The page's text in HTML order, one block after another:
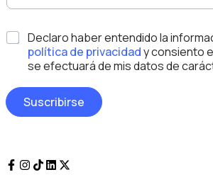
N
o
e
i
o
a
l*
Declaro haber entendido la
política de privacidady consiento
se efectuará de mis datos de
Suscribirse